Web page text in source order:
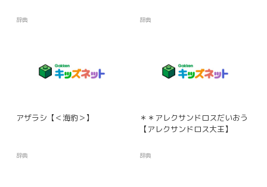
辞典 辞典
アザラシ【＜海豹＞】
辞典
＊＊アレクサンドロスだいおう
【アレクサンドロス大王】
辞典